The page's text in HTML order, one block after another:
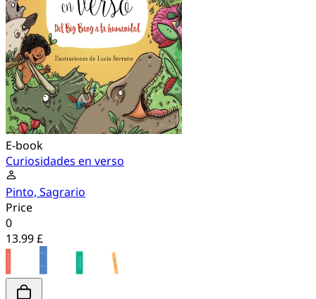
E-book
Curiosidades en verso
Pinto, Sagrario
Price
0
13.99 £